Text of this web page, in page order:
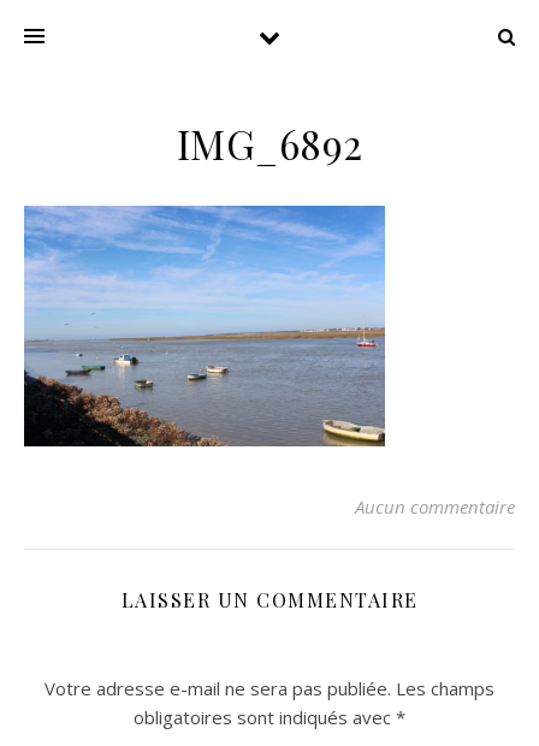
IMG_6892
Aucun commentaire
LAISSER UN COMMENTAIRE
Votre adresse e-mail ne sera pas publiée. Les champs
obligatoires sont indiqués avec *